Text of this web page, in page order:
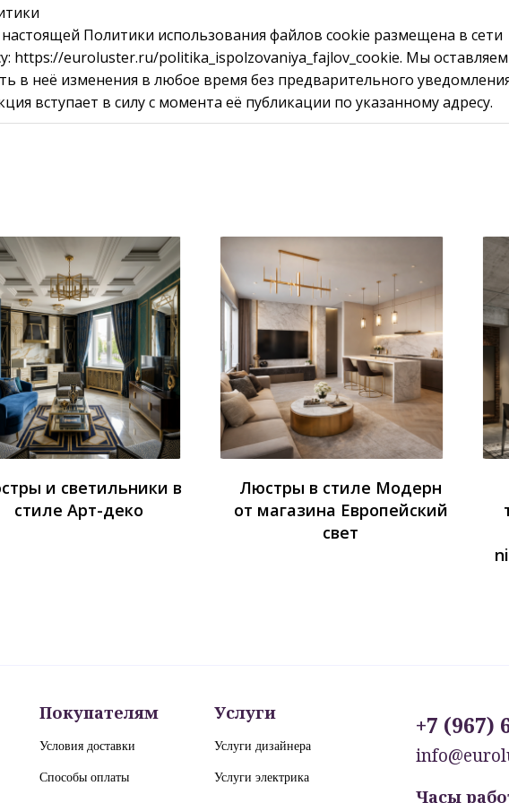
настоящей Политики использования файлов cookie размещена в сети
https://euroluster.ru/politika_ispolzovaniya_fajlov_cookie. Мы оставляем
в неё изменения в любое время без предварительного
вступает в силу с момента её публикации по указанному адресу.
и светильники в
стиле Арт-деко
Люстры в стиле Модерн
от магазина Европейский
свет
Покупателям
Условия доставки
Способы оплаты
Услуги
Услуги дизайнера
Услуги электрика
+7 (967)
Часы